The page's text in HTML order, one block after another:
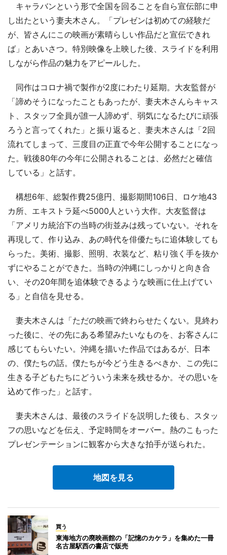
キャラバンという形で全国を回ることを自ら宣伝部に申
し出たという妻夫木さん。「プレゼンは初めての経験だ
が、皆さんにこの映画が素晴らしい作品だと宣伝できれ
ば」とあいさつ。特別映像を上映した後、スライドを利用
しながら作品の魅力をアピールした。
同作はコロナ禍で製作が2度にわたり延期。大友監督が
「諦めそうになったこともあったが、妻夫木さんらキャス
ト、スタッフ全員が誰一人諦めず、弱気になるたびに頑張
ろうと言ってくれた」と振り返ると、妻夫木さんは「2回
流れてしまって、三度目の正直で今年公開することになっ
た。戦後80年の今年に公開されることは、必然だと確信
している」と話す。
構想6年、総製作費25億円、撮影期間106日、ロケ地43
カ所、エキストラ延べ5000人という大作。大友監督は
「アメリカ統治下の当時の街並みは残っていない。それを
再現して、作り込み、あの時代を俳優たちに追体験しても
らった。美術、撮影、照明、衣装など、粘り強く手を抜か
ずにやることができた。当時の沖縄にしっかりと向き合
い、その20年間を追体験できるような映画に仕上げてい
る」と自信を見せる。
妻夫木さんは「ただの映画で終わらせたくない。見終わ
った後に、その先にある希望みたいなものを、お客さんに
感じてもらいたい。沖縄を描いた作品ではあるが、日本
の、僕たちの話。僕たちが今どう生きるべきか、この先に
生きる子どもたちにどういう未来を残せるか。その思いを
込めて作った」と話す。
妻夫木さんは、最後のスライドを説明した後も、スタッ
フの思いなどを伝え、予定時間をオーバー。熱のこもった
プレゼンテーションに観客から大きな拍手が送られた。
地図を見る
買う
東海地方の廃映画館の「記憶のカケラ」を集めた一冊
名古屋駅西の書店で販売